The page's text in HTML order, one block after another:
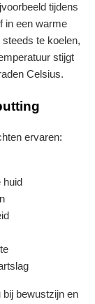
tijdens
in een warme
te koelen,
stijgt
Celsius.
ervaren:
bij bewustzijn en